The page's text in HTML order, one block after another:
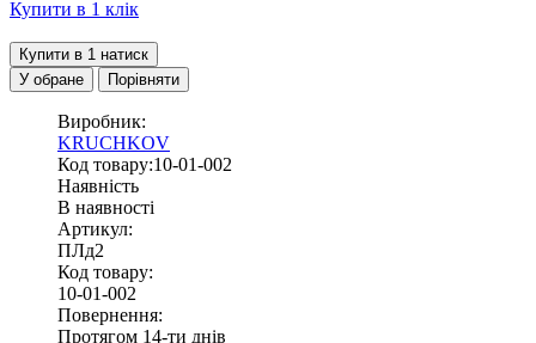
Купити в 1 клік
Купити в 1 натиск
У обране
Порівняти
Виробник:
KRUCHKOV
Код товару:10-01-002
Наявність
В наявності
Артикул:
ПЛд2
Код товару:
10-01-002
Повернення:
Протягом 14-ти днів